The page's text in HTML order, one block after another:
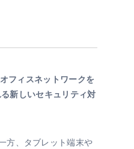
フィスネットワークを
新しいセキュリティ対
方、タブレット端末や